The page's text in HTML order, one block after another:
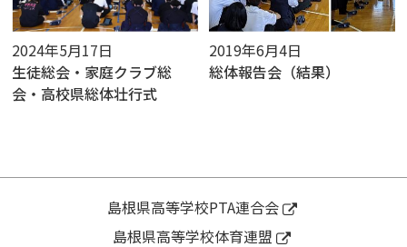
2024年5月17日
生徒総会・家庭クラブ総
会・高校県総体壮行式
2019年6月4日
総体報告会（結果）
島根県高等学校PTA連合会
島根県高等学校体育連盟